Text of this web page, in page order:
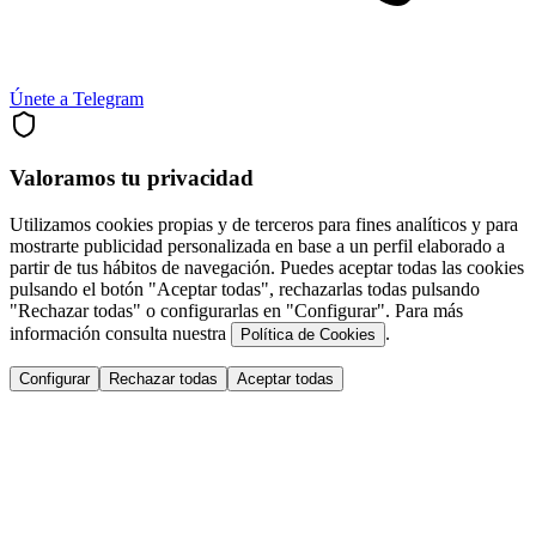
Únete a Telegram
Valoramos tu privacidad
Utilizamos cookies propias y de terceros para fines analíticos y para
mostrarte publicidad personalizada en base a un perfil elaborado a
partir de tus hábitos de navegación. Puedes aceptar todas las cookies
pulsando el botón "Aceptar todas", rechazarlas todas pulsando
"Rechazar todas" o configurarlas en "Configurar". Para más
información consulta nuestra
Política de Cookies .
Configurar Rechazar todas Aceptar todas